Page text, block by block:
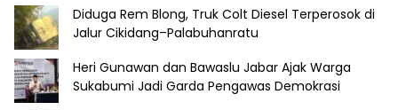
Diduga Rem Blong, Truk Colt Diesel Terperosok di
Jalur Cikidang–Palabuhanratu
Heri Gunawan dan Bawaslu Jabar Ajak Warga
Sukabumi Jadi Garda Pengawas Demokrasi